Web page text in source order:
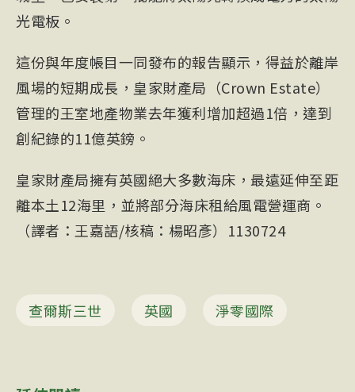
光電板。
這份與年度帳目一同發布的報告顯示，得益於離岸
風場的短期成長，皇家財產局（Crown Estate）
管理的王室地產物業去年獲利增加超過1倍，達到
創紀錄的11億英鎊。
皇家財產局擁有英國絕大多數海床，最遠延伸至距
離本土12海里，並將部分海床租給風電營運商。
（譯者：王嘉語/核稿：楊昭彥）1130724
查爾斯三世 英國 淨零國際